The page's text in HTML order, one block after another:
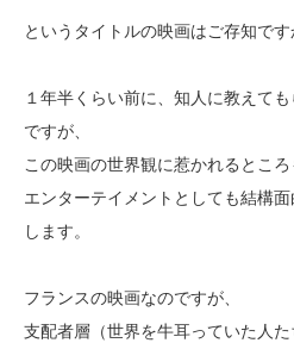
というタイトルの映画はご存知です
１年半くらい前に、知人に教えて
ですが、
この映画の世界観に惹かれるところ
エンターテイメントとしても結構
します。
フランスの映画なのですが、
支配者層（世界を牛耳っていた人た